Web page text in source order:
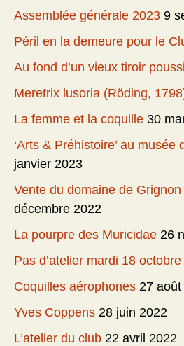
Assemblée générale 2023 9
Péril en la demeure pour le
Au fond d’un vieux tiroir
Meretrix lusoria (Röding,
La femme et la coquille 30
‘Arts & Préhistoire’ au musée
janvier 2023
Vente du domaine de
décembre 2022
La pourpre des Muricidae 26
Pas d’atelier mardi 18 octobre
Coquilles aérophones 27 août
Yves Coppens 28 juin 2022
L’atelier du club 22 avril 2022